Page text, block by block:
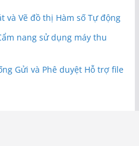
và Vẽ đồ thị Hàm số Tự động
nang sử dụng máy thu
Gửi và Phê duyệt Hỗ trợ file